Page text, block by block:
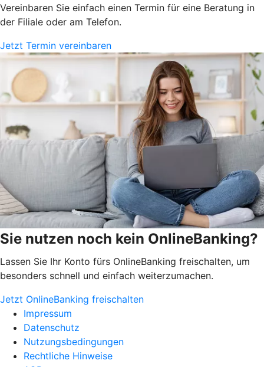
Vereinbaren Sie einfach einen Termin für eine Beratung in
der Filiale oder am Telefon.
Jetzt Termin vereinbaren
Sie nutzen noch kein OnlineBanking?
Lassen Sie Ihr Konto fürs OnlineBanking freischalten, um
besonders schnell und einfach weiterzumachen.
Jetzt OnlineBanking freischalten
Impressum
Datenschutz
Nutzungsbedingungen
Rechtliche Hinweise